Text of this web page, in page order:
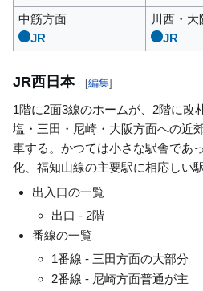
中筋方面
JR
川西・大
JR
JR西日本 [編集]
1階に2面3線のホームが、2階に改
塩・三田・尼崎・大阪方面への近
車する。かつては小さな駅舎であ
化、福知山線の主要駅に相応しい
出入口の一覧
出口 - 2階
番線の一覧
1番線 - 三田方面の大部分
2番線 - 尼崎方面普通が主